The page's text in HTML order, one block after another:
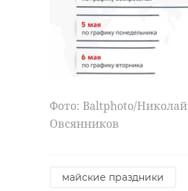
Фото: Baltphoto/Николай
Овсянников
майские праздники